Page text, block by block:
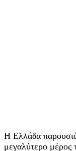
Η Ελλάδα
μεγαλύτερο μέρος